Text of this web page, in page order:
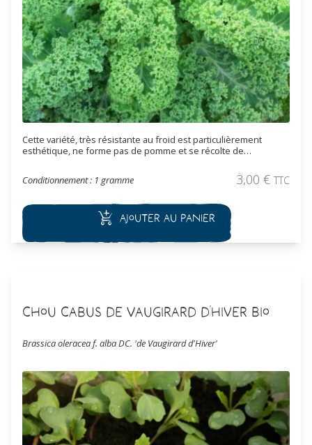
Cette variété, très résistante au froid est particulièrement
esthétique, ne forme pas de pomme et se récolte de
tendres et se consomment au fur et à mesure des besoins en
les coupant à partir du bas de la tige. Les feuilles, récoltées
à mesure des besoins en les coupant à partir du bas de la tige.
Conditionnement : 1 gramme 3,00 € TTC
Ajouter au panier
Chou Cabus de Vaugirard d'Hiver Bio
Brassica oleracea f. alba DC. 'de Vaugirard d'Hiver'